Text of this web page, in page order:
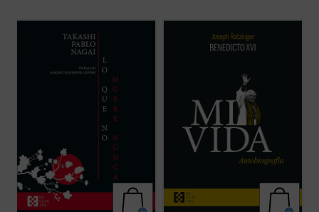
de Takashi Nagai, en la que el autor recorre
su vida, desde la infancia hasta el día de la
explosión de la bomba atómica, captando
los numerosos acontecimientos que se
repasa los problemas de la Iglesia
contemporánea, dando una visión plena de
Giuliano Vigini que reconstruye los años ...